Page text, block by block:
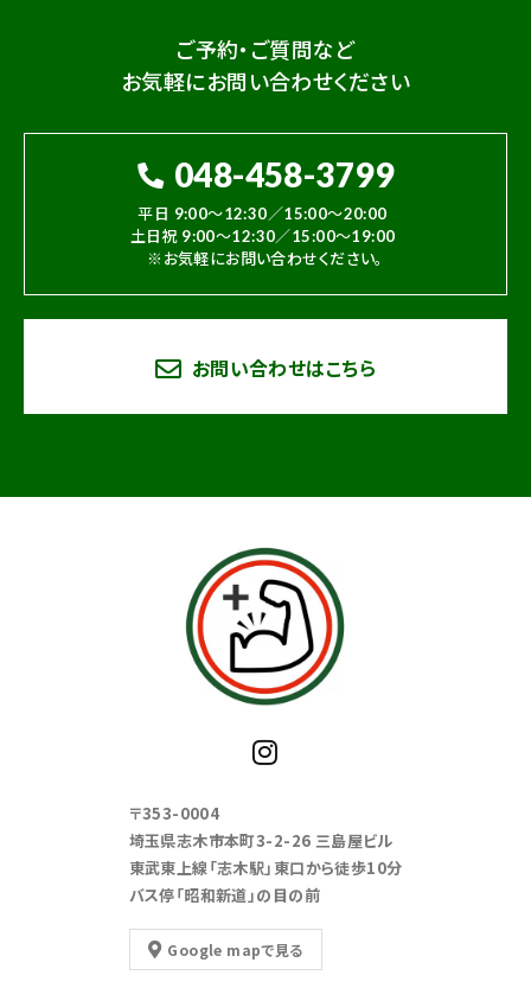
ご予約・ご質問など
お気軽にお問い合わせください
048-458-3799
平日 9:00～12:30／15:00～20:00
土日祝 9:00～12:30／15:00～19:00
※お気軽にお問い合わせください。
お問い合わせはこちら
〒353-0004
埼玉県志木市本町3-2-26 三島屋ビル
東武東上線「志木駅」東口から徒歩10分
バス停「昭和新道」の目の前
Google mapで見る